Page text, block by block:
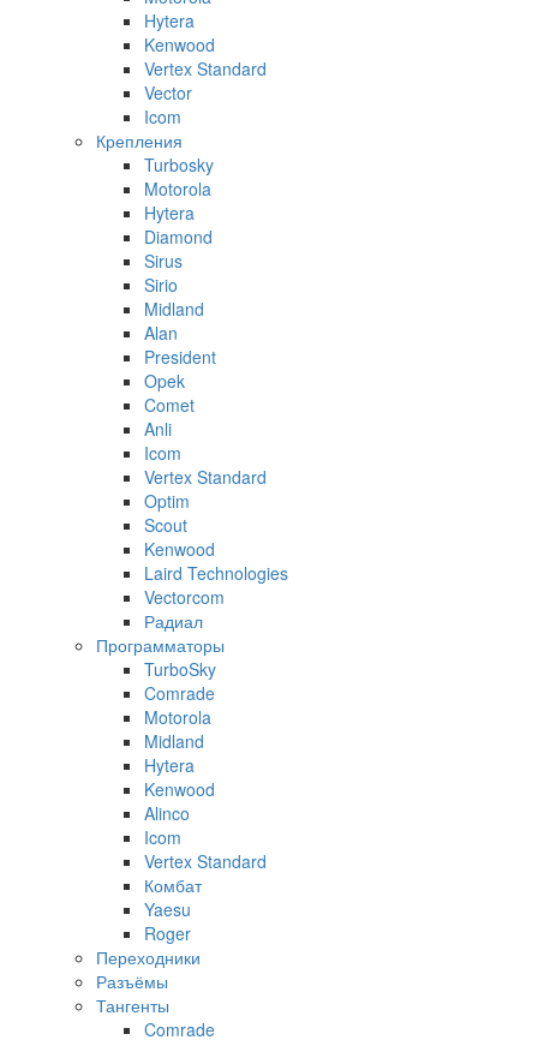
Hytera
Kenwood
Vertex Standard
Vector
Icom
Крепления
Turbosky
Motorola
Hytera
Diamond
Sirus
Sirio
Midland
Alan
President
Opek
Comet
Anli
Icom
Vertex Standard
Optim
Scout
Kenwood
Laird Technologies
Vectorcom
Радиал
Программаторы
TurboSky
Comrade
Motorola
Midland
Hytera
Kenwood
Alinco
Icom
Vertex Standard
Комбат
Yaesu
Roger
Переходники
Разъёмы
Тангенты
Comrade